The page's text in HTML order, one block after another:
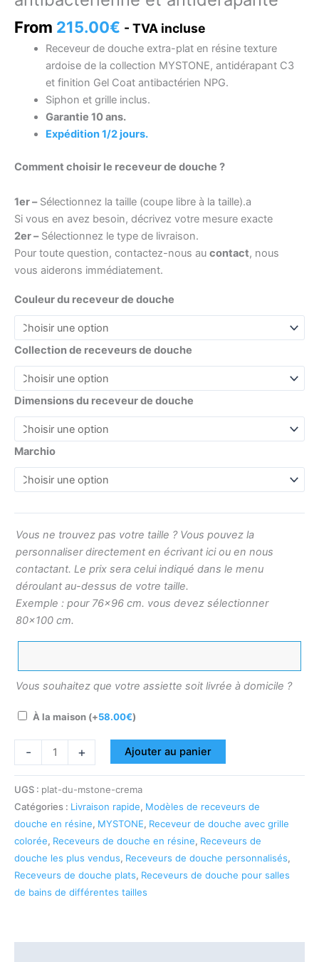
From 215.00€ - TVA incluse
Receveur de douche extra-plat en résine texture
ardoise de la collection MYSTONE, antidérapant C3
et finition Gel Coat antibactérien NPG.
Siphon et grille inclus.
Garantie 10 ans.
Expédition 1/2 jours.
Comment choisir le receveur de douche ?
1er –Sélectionnez la taille (coupe libre à la taille).a
Si vous en avez besoin, décrivez votre mesure exacte
2er –Sélectionnez le type de livraison.
Pour toute question, contactez-nous au contact, nous
vous aiderons immédiatement.
Couleur du receveur de douche
Collection de receveurs de douche
Dimensions du receveur de douche
Marchio
Vous ne trouvez pas votre taille ? Vous pouvez la
personnaliser directement en écrivant ici ou en nous
contactant. Le prix sera celui indiqué dans le menu
déroulant au-dessus de votre taille.
Exemple : pour 76×96 cm. vous devez sélectionner
80×100 cm.
Vous souhaitez que votre assiette soit livrée à domicile ?
À la maison (+58.00€)
- + Ajouter au panier
UGS : plat-du-mstone-crema
Catégories : Livraison rapide, Modèles de receveurs de
douche en résine, MYSTONE, Receveur de douche avec grille
colorée, Receveurs de douche en résine, Receveurs de
douche les plus vendus, Receveurs de douche personnalisés,
Receveurs de douche plats, Receveurs de douche pour salles
de bains de différentes tailles